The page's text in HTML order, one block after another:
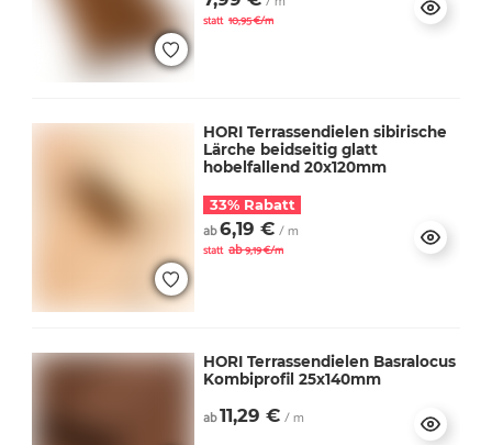
statt 10,95 €/m
HORI Terrassendielen sibirische
Lärche beidseitig glatt
hobelfallend 20x120mm
33% Rabatt
ab6,19 € / m
statt ab9,19 €/m
HORI Terrassendielen Basralocus
Kombiprofil 25x140mm
ab11,29 € / m